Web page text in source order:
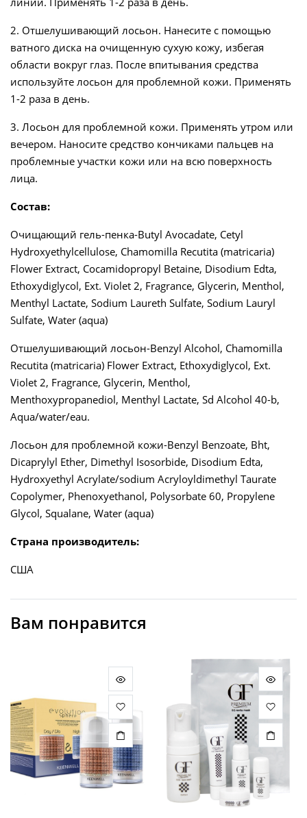
2. Отшелушивающий лосьон. Нанесите с помощью
ватного диска на очищенную сухую кожу, избегая
области вокруг глаз. После впитывания средства
используйте лосьон для проблемной кожи. Применять
1-2 раза в день.
3. Лосьон для проблемной кожи. Применять утром или
вечером. Наносите средство кончиками пальцев на
проблемные участки кожи или на всю поверхность
лица.
Состав:
Очищающий гель-пенка-Butyl Avocadate, Cetyl
Hydroxyethylcellulose, Chamomilla Recutita (matricaria)
Flower Extract, Cocamidopropyl Betaine, Disodium Edta,
Ethoxydiglycol, Ext. Violet 2, Fragrance, Glycerin, Menthol,
Menthyl Lactate, Sodium Laureth Sulfate, Sodium Lauryl
Sulfate, Water (aqua)
Отшелушивающий лосьон-Benzyl Alcohol, Chamomilla
Recutita (matricaria) Flower Extract, Ethoxydiglycol, Ext.
Violet 2, Fragrance, Glycerin, Menthol,
Menthoxypropanediol, Menthyl Lactate, Sd Alcohol 40-b,
Aqua/water/eau.
Лосьон для проблемной кожи-Benzyl Benzoate, Bht,
Dicaprylyl Ether, Dimethyl Isosorbide, Disodium Edta,
Hydroxyethyl Acrylate/sodium Acryloyldimethyl Taurate
Copolymer, Phenoxyethanol, Polysorbate 60, Propylene
Glycol, Squalane, Water (aqua)
Страна производитель:
США
Вам понравится